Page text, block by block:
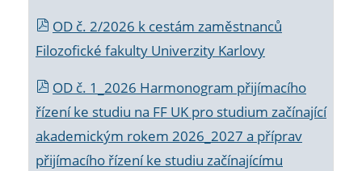
OD č. 2/2026 k cestám zaměstnanců
Filozofické fakulty Univerzity Karlovy
OD č. 1_2026 Harmonogram přijímacího
řízení ke studiu na FF UK pro studium začínající
akademickým rokem 2026_2027 a příprav
přijímacího řízení ke studiu začínajícímu